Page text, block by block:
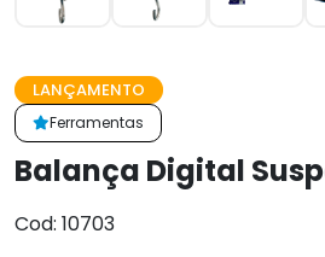
Ferramentas
LANÇAMENTO
Balança Digital
Cod: 10703